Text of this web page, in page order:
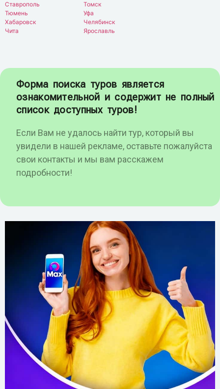
Ставрополь
Томск
Тюмень
Уфа
Хабаровск
Челябинск
Чита
Ярославль
Форма поиска туров является
ознакомительной и содержит не полный
список доступных туров!
Если Вам не удалось найти тур, который вы
увидели в нашей рекламе, оставьте пожалуйста
свои контакты и мы вам расскажем
подробности!